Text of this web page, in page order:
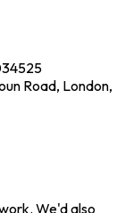
Road, London,
We'd also